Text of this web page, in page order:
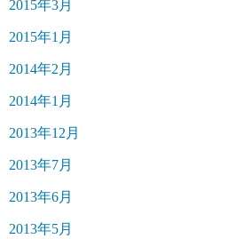
2015年3月
2015年1月
2014年2月
2014年1月
2013年12月
2013年7月
2013年6月
2013年5月